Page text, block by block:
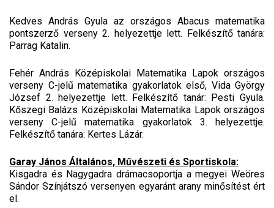
Kedves András Gyula az országos Abacus matematika
pontszerző verseny 2. helyezettje lett. Felkészítő tanára:
Parrag Katalin.
Fehér András Középiskolai Matematika Lapok országos
verseny C-jelű matematika gyakorlatok első, Vida György
József 2. helyezettje lett. Felkészítő tanár: Pesti Gyula.
Kőszegi Balázs Középiskolai Matematika Lapok országos
verseny C-jelű matematika gyakorlatok 3. helyezettje.
Felkészítő tanára: Kertes Lázár.
Garay János Általános, Művészeti és Sportiskola:
Kisgadra és Nagygadra drámacsoportja a megyei Weöres
Sándor Színjátszó versenyen egyaránt arany minősítést ért
el.